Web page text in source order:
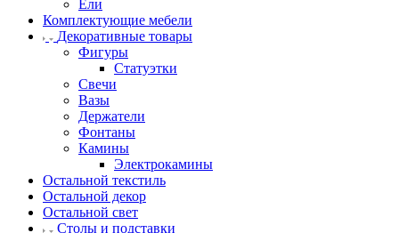
Ели
Комплектующие мебели
Декоративные товары
Фигуры
Статуэтки
Свечи
Вазы
Держатели
Фонтаны
Камины
Электрокамины
Остальной текстиль
Остальной декор
Остальной свет
Столы и подставки